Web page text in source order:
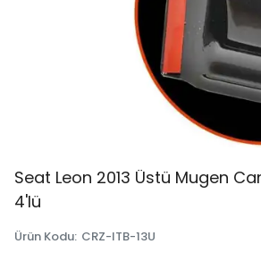
Seat Leon 2013 Üstü Mugen
4'lü
Ürün Kodu: CRZ-ITB-13U